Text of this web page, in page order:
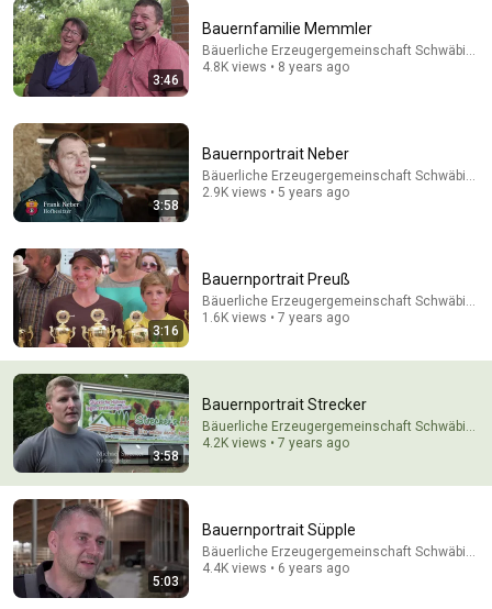
Bauernportrait Lober
Bäuerliche Erzeugergemeinschaft Schwäbisch Hall • 4.3K
views
3:46
Bauernfamilie Memmler
Bäuerliche Erzeugergemeinschaft Schwäbisch
4.8K views • 8 years ago
3:58
Bauernportrait Neber
Bäuerliche Erzeugergemeinschaft Schwäbisch
2.9K views • 5 years ago
3:16
Bauernportrait Preuß
Bäuerliche Erzeugergemeinschaft Schwäbisch
1.6K views • 7 years ago
3:58
Bauernportrait Strecker
Bäuerliche Erzeugergemeinschaft Schwäbisch
4.2K views • 7 years ago
5:03
Bauernportrait Süpple
Bäuerliche Erzeugergemeinschaft Schwäbisch
4.4K views • 6 years ago